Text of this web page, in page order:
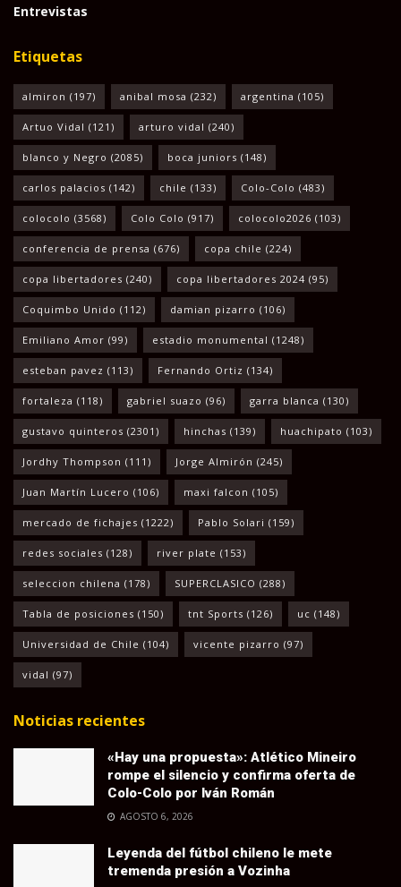
Entrevistas
Etiquetas
almiron (197) anibal mosa (232) argentina (105)
Artuo Vidal (121) arturo vidal (240)
blanco y Negro (2085) boca juniors (148)
carlos palacios (142) chile (133) Colo-Colo (483)
colocolo (3568) Colo Colo (917) colocolo2026 (103)
conferencia de prensa (676) copa chile (224)
copa libertadores (240) copa libertadores 2024 (95)
Coquimbo Unido (112) damian pizarro (106)
Emiliano Amor (99) estadio monumental (1248)
esteban pavez (113) Fernando Ortiz (134)
fortaleza (118) gabriel suazo (96) garra blanca (130)
gustavo quinteros (2301) hinchas (139) huachipato (103)
Jordhy Thompson (111) Jorge Almirón (245)
Juan Martín Lucero (106) maxi falcon (105)
mercado de fichajes (1222) Pablo Solari (159)
redes sociales (128) river plate (153)
seleccion chilena (178) SUPERCLASICO (288)
Tabla de posiciones (150) tnt Sports (126) uc (148)
Universidad de Chile (104) vicente pizarro (97)
vidal (97)
Noticias recientes
«Hay una propuesta»: Atlético Mineiro
rompe el silencio y confirma oferta de
Colo-Colo por Iván Román
AGOSTO 6, 2026
Leyenda del fútbol chileno le mete
tremenda presión a Vozinha